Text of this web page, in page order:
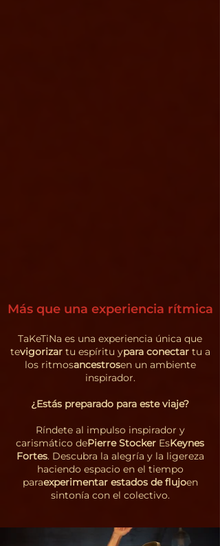
Más que una experiencia rítmica
TaKeTiNa es una experiencia única que
tevigorizartu espíritu ypara conectartu a
los ritmosancestrosen un ambiente
inspirador.
¿Estás preparado para este viaje?
Ríndete al impulso inspirador y
carismático dePierre Stocker EsKeynes
Fortes. Descubra la alegría y la ligereza
haciendo espacio en el tiempo
paraexperimentar estados de flujoen
sintonía con el colectivo.